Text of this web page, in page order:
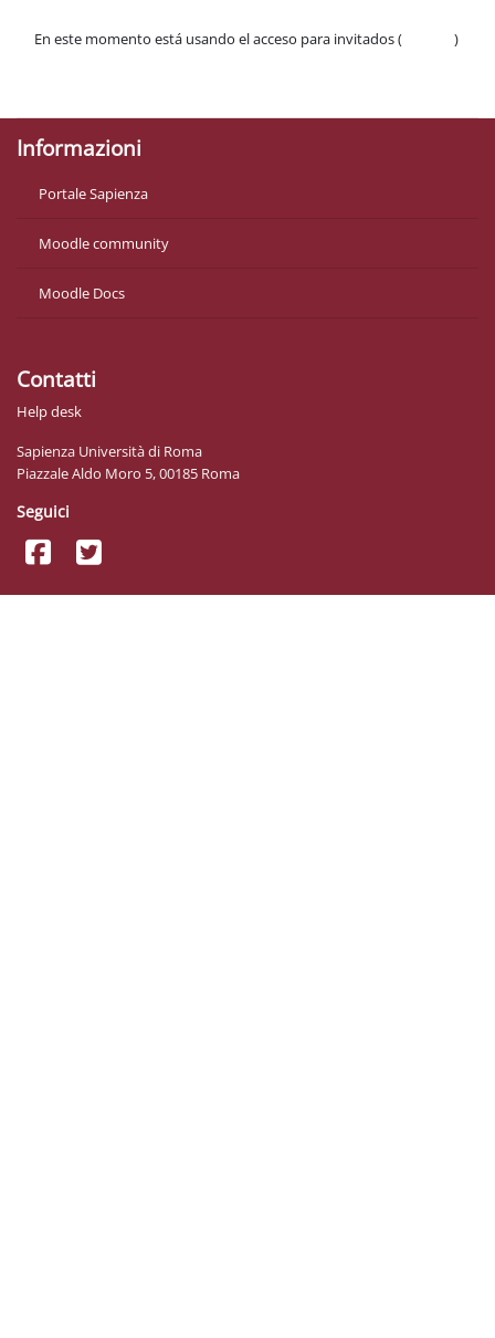
En este momento está usando el acceso para invitados (
)
Informazioni
Portale Sapienza
Moodle community
Moodle Docs
Contatti
Help desk
Sapienza Università di Roma
Piazzale Aldo Moro 5, 00185 Roma
Seguici